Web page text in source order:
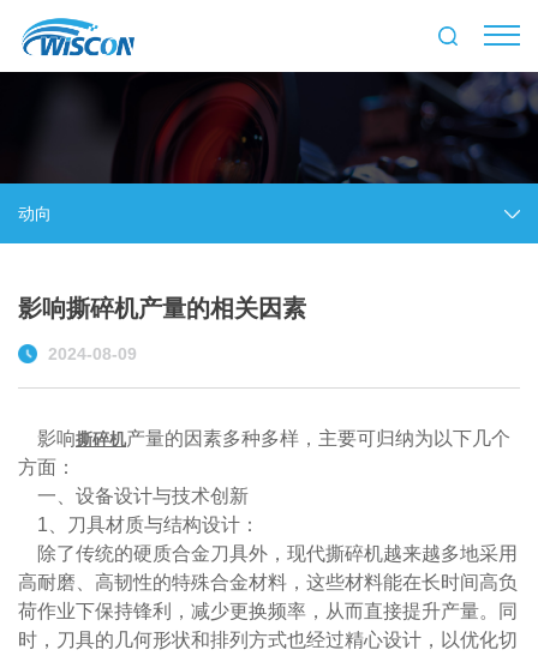
动向
影响撕碎机产量的相关因素
2024-08-09
影响撕碎机产量的因素多种多样，主要可归纳为以下几个
方面：
一、设备设计与技术创新
1、刀具材质与结构设计：
除了传统的硬质合金刀具外，现代撕碎机越来越多地采用
高耐磨、高韧性的特殊合金材料，这些材料能在长时间高负
荷作业下保持锋利，减少更换频率，从而直接提升产量。同
时，刀具的几何形状和排列方式也经过精心设计，以优化切